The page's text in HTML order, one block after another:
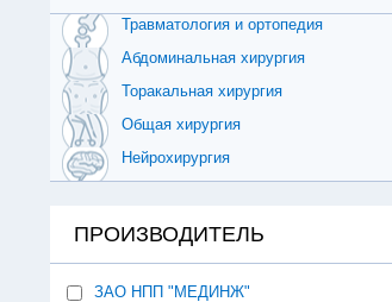
Травматология и ортопедия
Абдоминальная хирургия
Торакальная хирургия
Общая хирургия
Нейрохирургия
ПРОИЗВОДИТЕЛЬ
ЗАО НПП "МЕДИНЖ"